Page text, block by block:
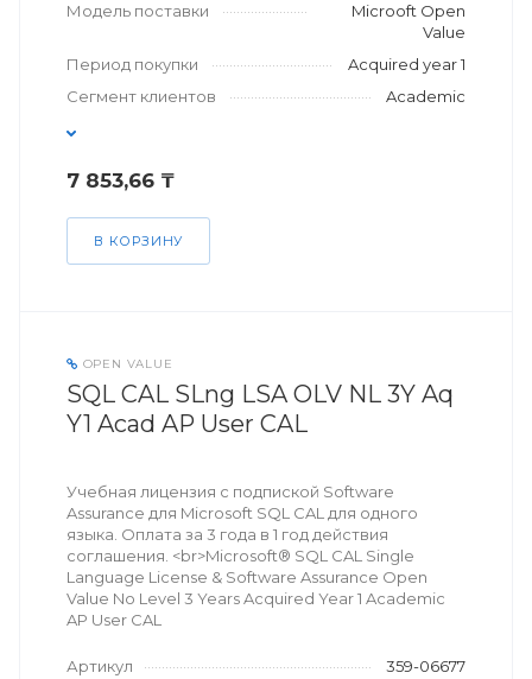
Модель поставки
Microoft Open
Value
Период покупки
Acquired year 1
Сегмент клиентов
Academic
7 853,66 ₸
В КОРЗИНУ
OPEN VALUE
SQL CAL SLng LSA OLV NL 3Y Aq
Y1 Acad AP User CAL
Учебная лицензия с подпиской Software
Assurance для Microsoft SQL CAL для одного
языка. Оплата за 3 года в 1 год действия
соглашения. <br>Microsoft® SQL CAL Single
Language License & Software Assurance Open
Value No Level 3 Years Acquired Year 1 Academic
AP User CAL
Артикул 359-06677